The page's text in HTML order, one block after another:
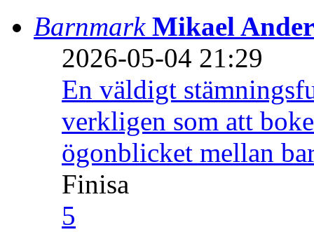
Barnmark Mikael
2026-05-04 21:29
En väldigt
verkligen som att
ögonblicket mellan
Finisa
5